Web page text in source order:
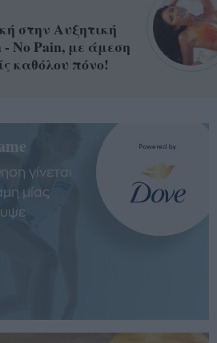
στην Αυξητική
- No Pain, με άμεση
καθόλου πόνο!
γίνεται
μίας